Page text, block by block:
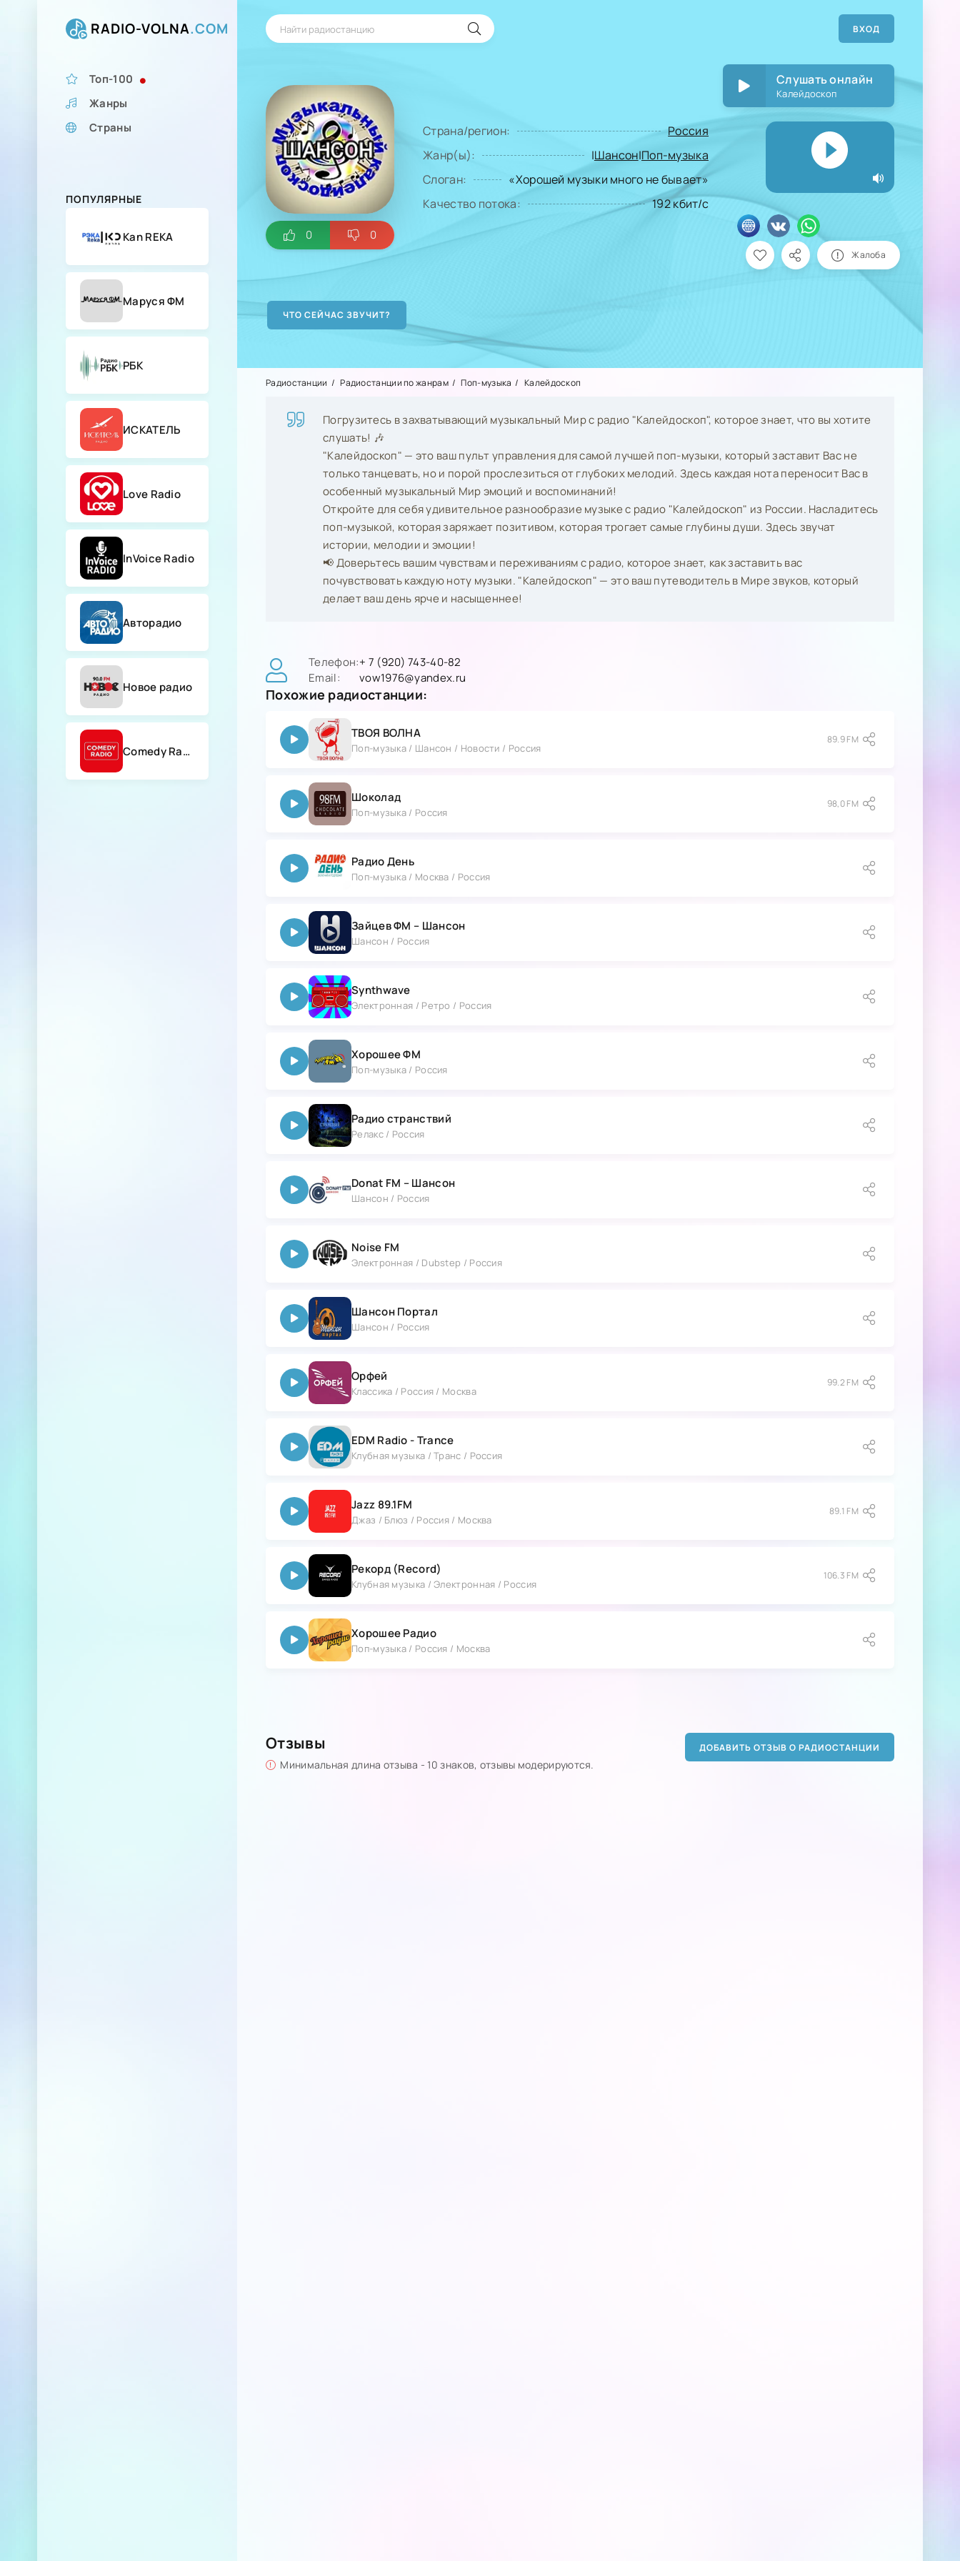
RADIO-VOLNA.COM ВХОД
Топ-100
Жанры
Страны
ПОПУЛЯРНЫЕ
Kan REKA
Маруся ФМ
РБК
ИСКАТЕЛЬ
Love Radio
InVoice Radio
Авторадио
Новое радио
Comedy Radio
0 0
Страна/регион:
Россия
Жанр(ы):
|Шансон|Поп-музыка
Слоган:
«Хорошей музыки много не бывает»
Качество потока:
192 кбит/с
Слушать онлайн
Калейдоскоп
Жалоба
Радиостанции Радиостанции по жанрам Поп-музыка Калейдоскоп
Погрузитесь в захватывающий музыкальный Мир с радио "Калейдоскоп", которое знает, что вы хотите
слушать! 🎶
"Калейдоскоп" — это ваш пульт управления для самой лучшей поп-музыки, который заставит Вас не
только танцевать, но и порой прослезиться от глубоких мелодий. Здесь каждая нота переносит Вас в
особенный музыкальный Мир эмоций и воспоминаний!
Откройте для себя удивительное разнообразие музыке с радио "Калейдоскоп" из России. Насладитесь
поп-музыкой, которая заряжает позитивом, которая трогает самые глубины души. Здесь звучат
истории, мелодии и эмоции!
📢 Доверьтесь вашим чувствам и переживаниям с радио, которое знает, как заставить вас
почувствовать каждую ноту музыки. "Калейдоскоп" — это ваш путеводитель в Мире звуков, который
делает ваш день ярче и насыщеннее!
Телефон:+ 7 (920) 743-40-82
Email:
vow1976@yandex.ru
Похожие радиостанции:
ТВОЯ ВОЛНА
Поп-музыка / Шансон / Новости / Россия
89.9 FM
Шоколад
Поп-музыка / Россия
98,0 FM
Радио День
Поп-музыка / Москва / Россия
Зайцев ФМ – Шансон
Шансон / Россия
Synthwave
Электронная / Ретро / Россия
Хорошее ФМ
Поп-музыка / Россия
Радио странствий
Релакс / Россия
Donat FM – Шансон
Шансон / Россия
Noise FM
Электронная / Dubstep / Россия
Шансон Портал
Шансон / Россия
Орфей
Классика / Россия / Москва
99.2 FM
EDM Radio - Trance
Клубная музыка / Транс / Россия
Jazz 89.1FM
Джаз / Блюз / Россия / Москва
89.1 FM
Рекорд (Record)
Клубная музыка / Электронная / Россия
106.3 FM
Хорошее Радио
Поп-музыка / Россия / Москва
Отзывы
Минимальная длина отзыва - 10 знаков, отзывы модерируются.
ДОБАВИТЬ ОТЗЫВ О РАДИОСТАНЦИИ